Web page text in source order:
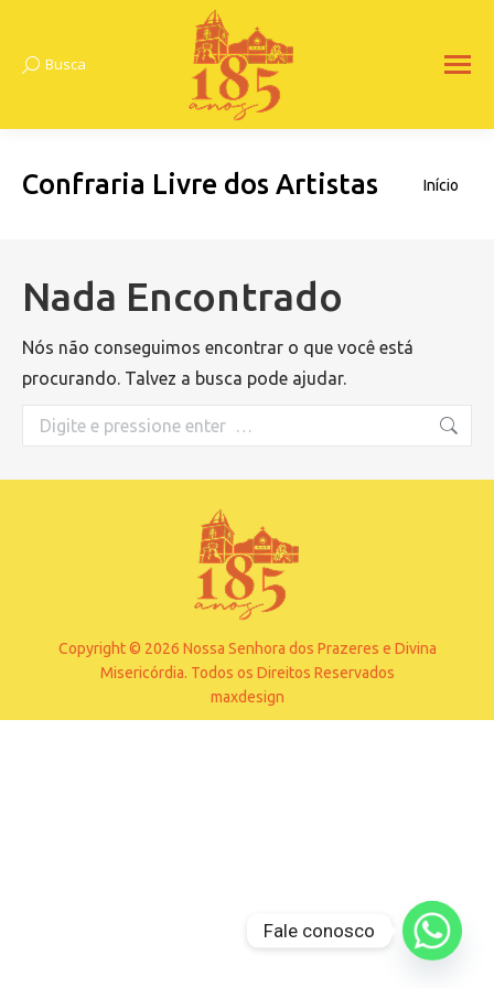
Search:
Busca
Confraria Livre dos Artistas
Você está
Início
Nada Encontrado
Nós não conseguimos encontrar o que você está
procurando. Talvez a busca pode ajudar.
Search:
Copyright © 2026 Nossa Senhora dos Prazeres e Divina
Misericórdia. Todos os Direitos Reservados
maxdesign
Fale conosco